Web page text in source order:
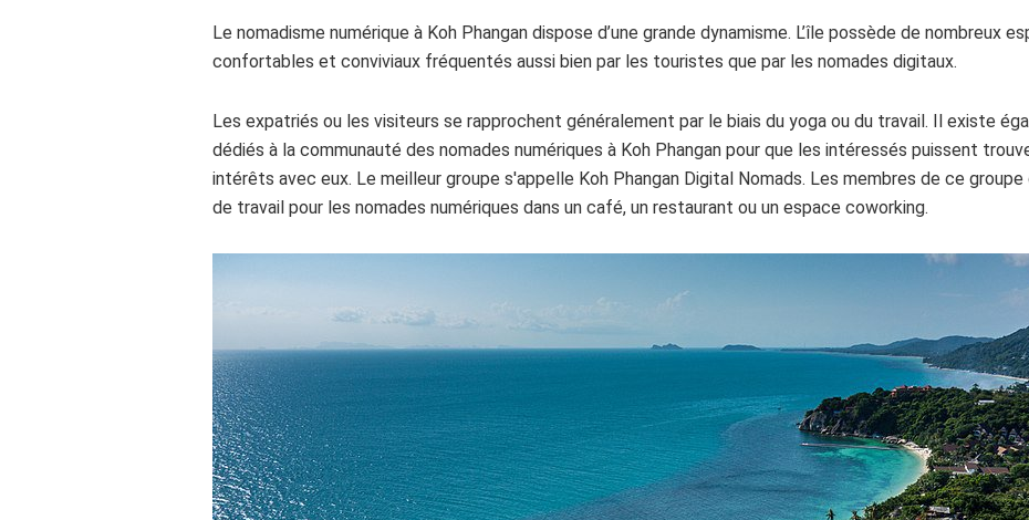
Le nomadisme numérique à Koh Phangan dispose d’une grande dynamisme. L’île possède de nombreux
confortables et conviviaux fréquentés aussi bien par les touristes que par les nomades digitaux.
Les expatriés ou les visiteurs se rapprochent généralement par le biais du yoga ou du travail. Il existe
dédiés à la communauté des nomades numériques à Koh Phangan pour que les intéressés puissent
intérêts avec eux. Le meilleur groupe s'appelle Koh Phangan Digital Nomads. Les membres de ce
de travail pour les nomades numériques dans un café, un restaurant ou un espace coworking.